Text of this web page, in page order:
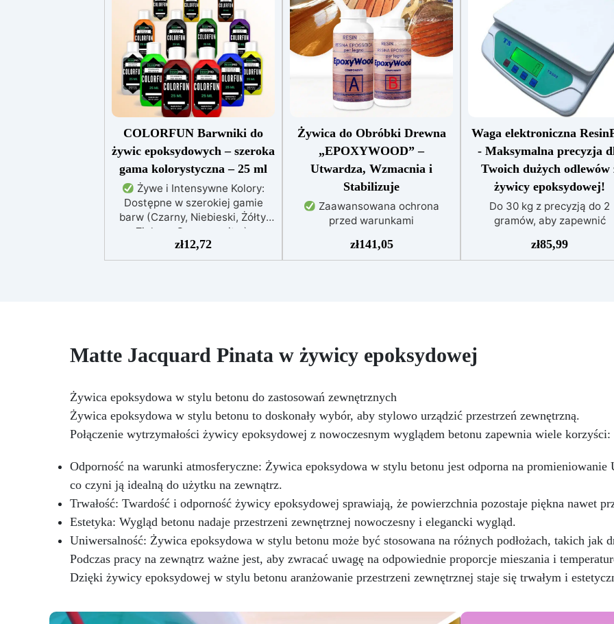
COLORFUN Barwniki do
żywic epoksydowych – szeroka
gama kolorystyczna – 25 ml
Żywe i Intensywne Kolory:
Dostępne w szerokiej gamie
barw (Czarny, Niebieski, Żółty,
Zielony, Czerwony itp.),
zapewniają wyraziste efekty już
przy kilku kroplach.
Wysoka
Łatwość Użycia: Dodaj do
komponentu A żywicy i mieszaj,
mieszaj kolory, aby stworzyć
unikalne odcienie.
Kompatybilność z Żywicami
Epoksydowymi i Akrylowymi:
epoksydowych i akrylowych,
zapewniając jednolitą
mieszankę.
Niekompatybilna
z Żywicami Poliuretanowymi:
Używaj wyłącznie z żywicami
epoksydowymi i akrylowymi – nie
nadaje się do żywic
poliuretanowych Resin Pro.
zł12,72
Żywica do Obróbki Drewna
„EPOXYWOOD” –
Utwardza, Wzmacnia i
Stabilizuje
Zaawansowana ochrona
przed warunkami
idealna do ochrony i
wzmacniania drewna
Gładkie
doskonała do napraw i trwałych
renowacji
Wysoka odporność
do pomalowania na potrzeby
kreatywnych i wytrzymałych
projektów
Odpowiednia do
różnych powierzchni, w tym
w użyciu (stosunek 2:1)
zł141,05
Waga elektroniczna
- Maksymalna precyzja
Twoich dużych odlewów
żywicy epoksydowej!
Do 30 kg z precyzją do 2
gramów, aby zapewnić
projektach. Precyzja na
najwyższym poziomie:
pojemnością ważenia do 30
drewna i żywicy. Wyższa
Wydajność: Zmniejsza
egzotermii, która mogłaby
rezultatowi. Wykonując
oszczędzasz czas.
Wiarygodność: Zapewnia Ci
pewność doskonałego
zgodnego z Twoimi
oczekiwaniami.
waga ResinPro to
z żywicą epoksydową. Bez
zł85,99
Matte Jacquard Pinata w żywicy epoksydowej
Żywica epoksydowa w stylu betonu do zastosowań zewnętrznych
Żywica epoksydowa w stylu betonu to doskonały wybór, aby stylowo urządzić przestrzeń zewnętrzną.
Połączenie wytrzymałości żywicy epoksydowej z nowoczesnym wyglądem betonu zapewnia wiele korzyści:
Odporność na warunki atmosferyczne: Żywica epoksydowa w stylu betonu jest odporna na
co czyni ją idealną do użytku na zewnątrz.
Trwałość: Twardość i odporność żywicy epoksydowej sprawiają, że powierzchnia pozostaje piękna nawet
Estetyka: Wygląd betonu nadaje przestrzeni zewnętrznej nowoczesny i elegancki wygląd.
Uniwersalność: Żywica epoksydowa w stylu betonu może być stosowana na różnych podłożach, takich jak
Podczas pracy na zewnątrz ważne jest, aby zwracać uwagę na odpowiednie proporcje mieszania i
Dzięki żywicy epoksydowej w stylu betonu aranżowanie przestrzeni zewnętrznej staje się trwałym i